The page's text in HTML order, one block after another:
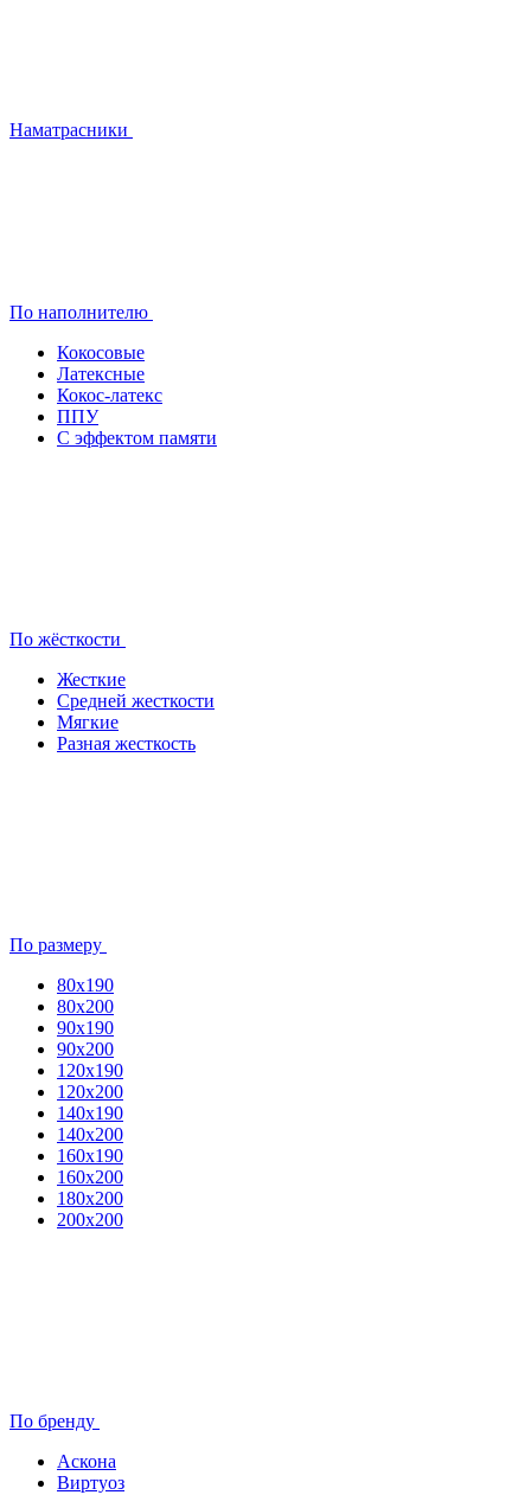
Наматрасники
По наполнителю
Кокосовые
Латексные
Кокос-латекс
ППУ
С эффектом памяти
По жёсткости
Жесткие
Средней жесткости
Мягкие
Разная жесткость
По размеру
80x190
80х200
90х190
90х200
120х190
120х200
140х190
140х200
160х190
160х200
180х200
200х200
По бренду
Аскона
Виртуоз